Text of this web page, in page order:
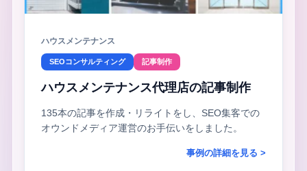
ハウスメンテナンス
SEOコンサルティング 記事制作
ハウスメンテナンス代理店の記事制作
135本の記事を作成・リライトをし、SEO集客での
オウンドメディア運営のお手伝いをしました。
事例の詳細を見る >